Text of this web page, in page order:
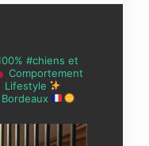
#chiens et
Comportement
Lifestyle
Bordeaux